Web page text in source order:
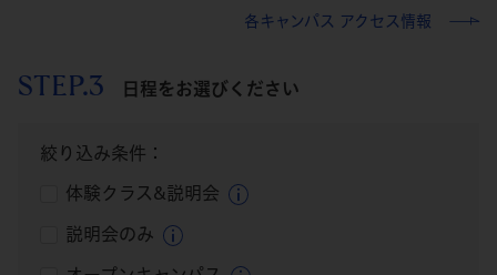
各キャンパス アクセス情報
STEP.3 日程をお選びください
絞り込み条件：
体験クラス&説明会
説明会のみ